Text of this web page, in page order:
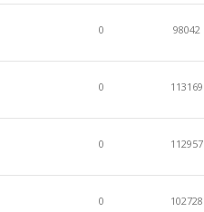
0 98042
0 113169
0 112957
0 102728